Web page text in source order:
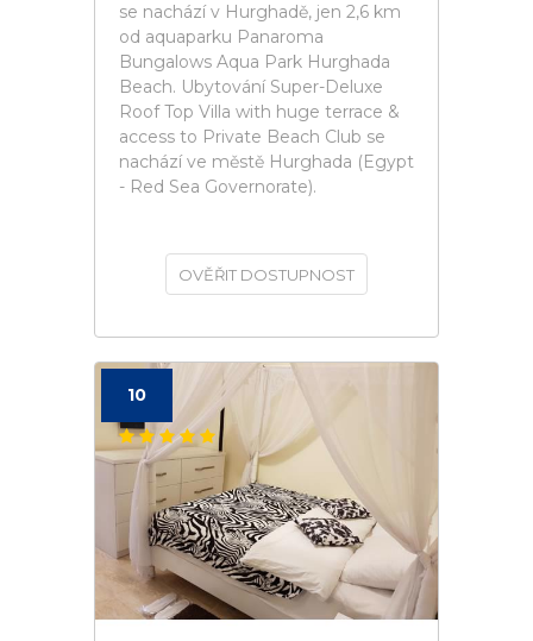
se nachází v Hurghadě, jen 2,6 km
od aquaparku Panaroma
Bungalows Aqua Park Hurghada
Beach. Ubytování Super-Deluxe
Roof Top Villa with huge terrace &
access to Private Beach Club se
nachází ve městě Hurghada (Egypt
- Red Sea Governorate).
OVĚŘIT DOSTUPNOST
10